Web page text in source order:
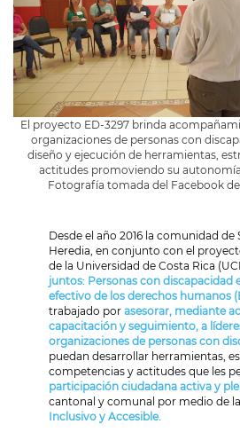
El proyecto ED-3297 brinda
organizaciones de personas con
diseño y ejecución de herramientas,
actitudes promoviendo su
Fotografía tomada del Facebook de
Desde el año 2016 la comunidad de
Heredia, en conjunto con el
de la Universidad de Costa Rica
juntos: Personas con discapacidad
efectivo de los derechos humanos
trabajado por asesorar, mediante
capacitación y seguimiento, a
organizaciones de personas con
puedan desarrollar herramientas,
competencias y actitudes que les
participación ciudadana activa y
cantonal y comunal por medio de
Inclusivo y Accesible.